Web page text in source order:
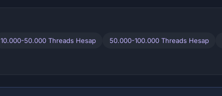
10.000-50.000 Threads Hesap 50.000-100.000 Threads Hesap